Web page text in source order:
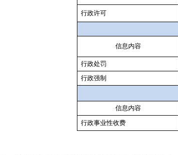
行政许可
信息内容
行政处罚
行政强制
信息内容
行政事业性收费